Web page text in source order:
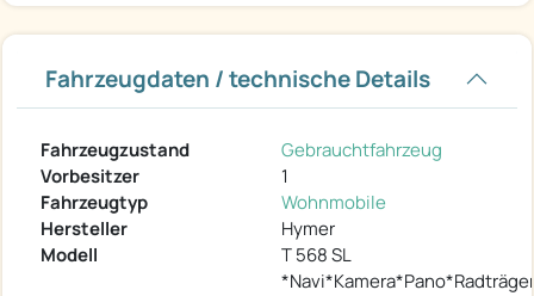
Fahrzeugdaten / technische Details
Fahrzeugzustand
Gebrauchtfahrzeug
Vorbesitzer
1
Fahrzeugtyp
Wohnmobile
Hersteller
Hymer
Modell
T 568 SL